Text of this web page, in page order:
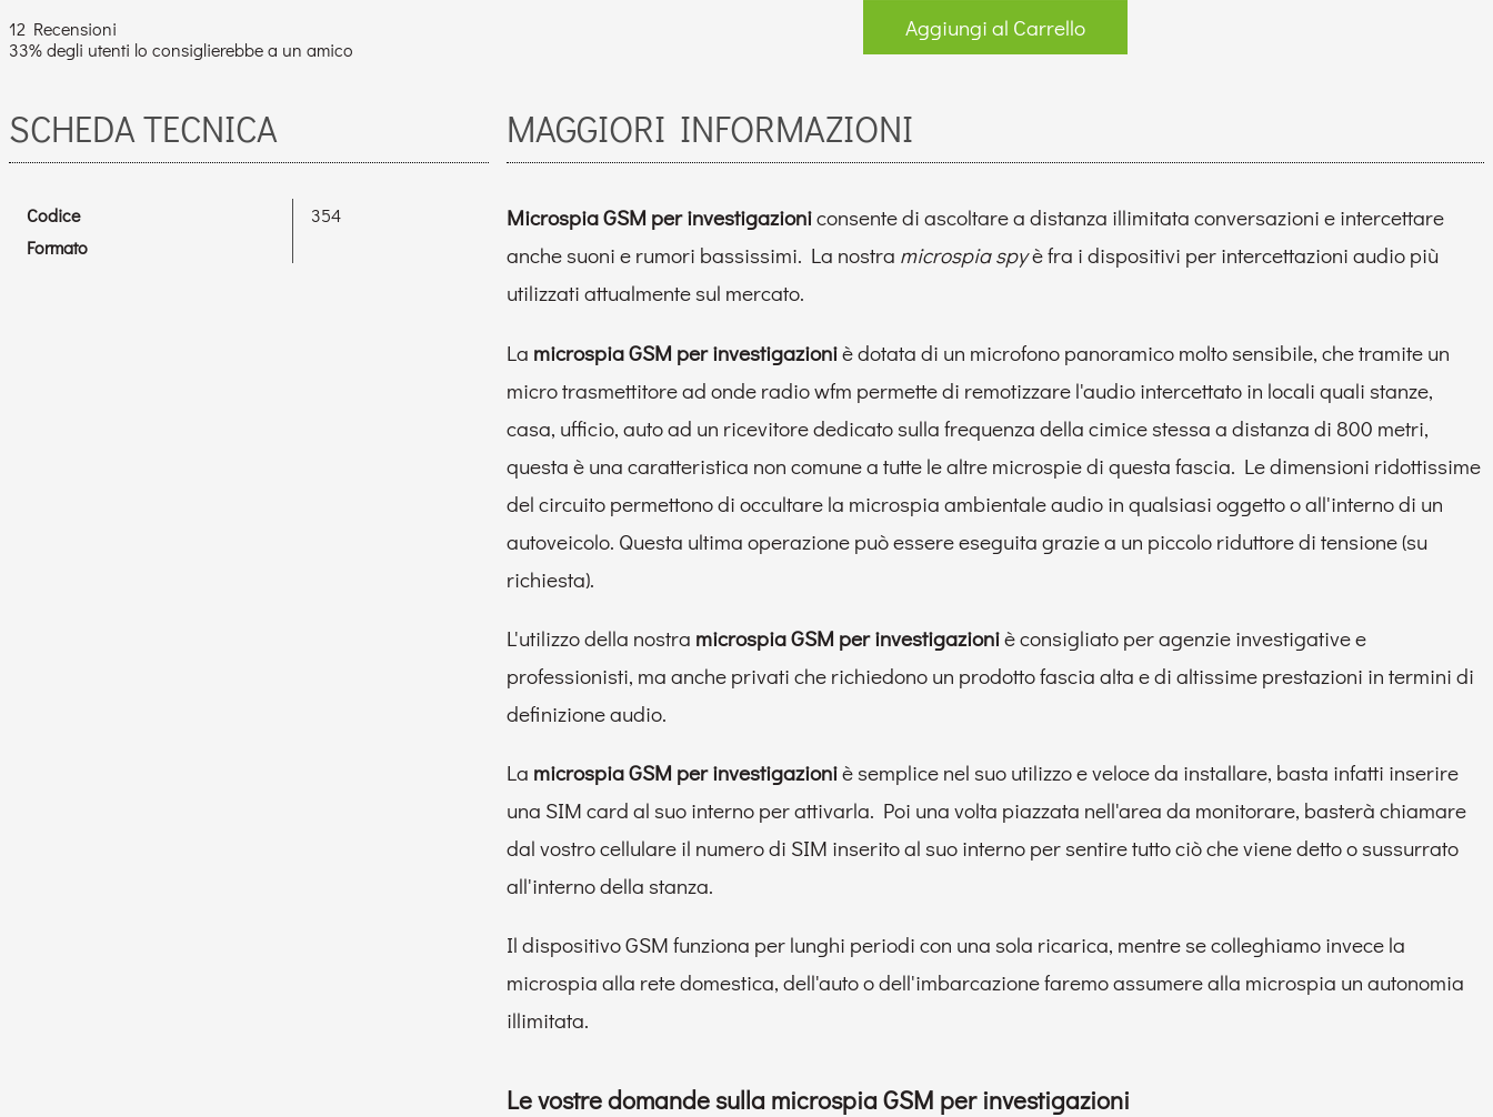
Aggiungi al Carrello
12 Recensioni
33% degli utenti lo consiglierebbe a un amico
MAGGIORI INFORMAZIONI
Microspia GSM per investigazioniconsente di ascoltare a distanza illimitata conversazioni e intercettare
anche suoni e rumori bassissimi. La nostra microspia spyè fra i dispositivi per intercettazioni audio più
utilizzati attualmente sul mercato.
La microspia GSM per investigazioniè dotata di un microfono panoramico molto sensibile, che tramite un
micro trasmettitore ad onde radio wfm permette di remotizzare l'audio intercettato in locali quali stanze,
casa, ufficio, auto ad un ricevitore dedicato sulla frequenza della cimice stessa a distanza di 800 metri,
questa è una caratteristica non comune a tutte le altre microspie di questa fascia. Le dimensioni ridottissime
del circuito permettono di occultare la microspia ambientale audio in qualsiasi oggetto o all'interno di un
autoveicolo. Questa ultima operazione può essere eseguita grazie a un piccolo riduttore di tensione (su
richiesta).
L'utilizzo della nostra microspia GSM per investigazioniè consigliato per agenzie investigative e
professionisti, ma anche privati che richiedono un prodotto fascia alta e di altissime prestazioni in termini di
definizione audio.
La microspia GSM per investigazioniè semplice nel suo utilizzo e veloce da installare, basta infatti inserire
una SIM card al suo interno per attivarla. Poi una volta piazzata nell'area da monitorare, basterà chiamare
dal vostro cellulare il numero di SIM inserito al suo interno per sentire tutto ciò che viene detto o sussurrato
all'interno della stanza.
Il dispositivo GSM funziona per lunghi periodi con una sola ricarica, mentre se colleghiamo invece la
microspia alla rete domestica, dell'auto o dell'imbarcazione faremo assumere alla microspia un autonomia
illimitata.
Le vostre domande sulla microspia GSM per investigazioni
SCHEDA TECNICA
Codice
354
Formato